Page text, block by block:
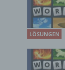
LÖSUNGEN